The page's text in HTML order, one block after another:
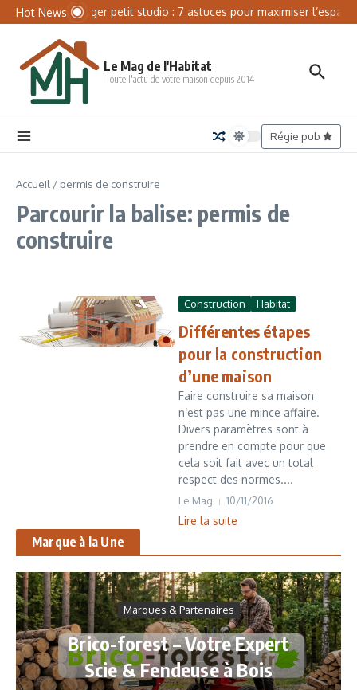
Aller au contenu
Hot NewsAménager petit studio : 7 astuces pour maximiser l’espace
Le Mag de l'Habitat
Toute l'actu de votre maison depuis 2014
Régie pub
Accueil / permis de construire
Parcourir la balise: permis de
construire
Construction Habitat
Différentes étapes
pour la construction
d’une maison
Faire construire sa maison
n’est pas une mince affaire.
Divers paramètres sont à
prendre en compte pour que
cela soit fait avec un total
respect des normes....
Le Mag 10/11/2016
Lire la suite
Marque à la Une
Marques & Partenaires
Brico-forest – Votre Expert
Scie & Fendeuse à Bois
Panneau de gestion des cookies